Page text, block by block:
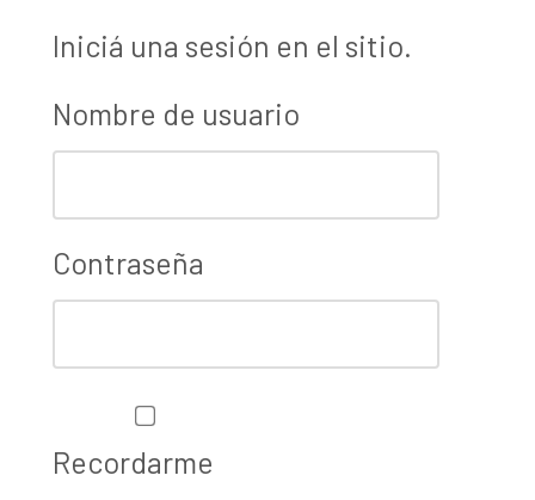
Iniciá una sesión en el sitio.
Nombre de usuario
Contraseña
Recordarme